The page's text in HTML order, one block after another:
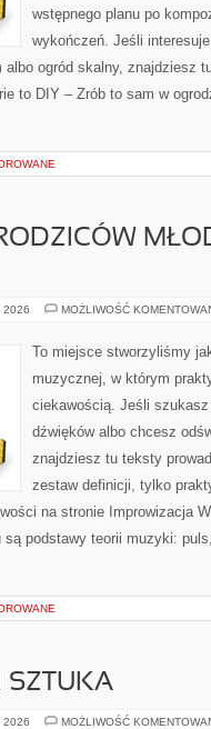
wstępnego planu po
wykończeń. Jeśli
ogród skalny, znajdziesz
to DIY – Zrób to sam w
2026 MOŻLIWOŚĆ
To miejsce stworzyliśmy
muzycznej, w którym
ciekawością. Jeśli
dźwięków albo chcesz
znajdziesz tu teksty
zestaw definicji, tylko
na stronie Improwizacja
podstawy teorii muzyki:
SZTUKA
2026 MOŻLIWOŚĆ